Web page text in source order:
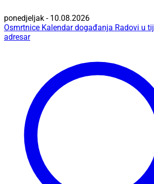
ponedjeljak - 10.08.2026
Osmrtnice Kalendar događanja Radovi u
adresar